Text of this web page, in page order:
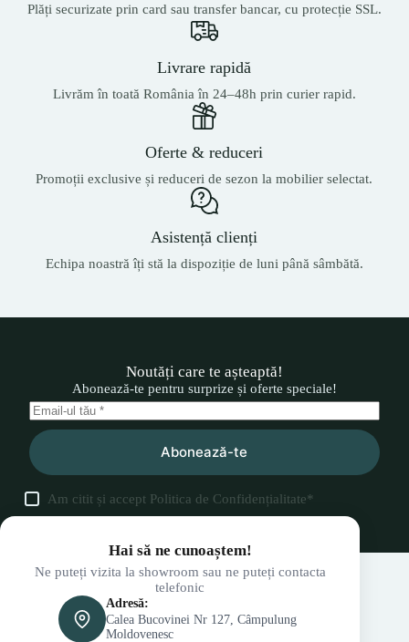
Plăți securizate prin card sau transfer bancar, cu protecție SSL.
Livrare rapidă
Livrăm în toată România în 24–48h prin curier rapid.
Oferte & reduceri
Promoții exclusive și reduceri de sezon la mobilier selectat.
Asistență clienți
Echipa noastră îți stă la dispoziție de luni până sâmbătă.
Noutăți care te așteaptă!
Abonează-te pentru surprize și oferte speciale!
Abonează-te
Am citit și accept Politica de Confidențialitate*
Hai să ne cunoaștem!
Ne puteți vizita la showroom sau ne puteți contacta
telefonic
Adresă:
Calea Bucovinei Nr 127, Câmpulung
Moldovenesc